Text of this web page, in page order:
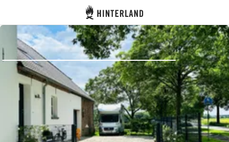
Hinterland
Se connecter
Créer un compte